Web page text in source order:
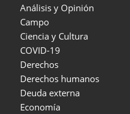
Análisis y Opinión
Campo
Ciencia y Cultura
COVID-19
Derechos
Derechos humanos
Deuda externa
Economía